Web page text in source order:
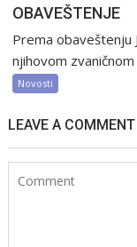
OBAVEŠTENJE
Prema obaveštenju
njihovom
Novosti
LEAVE A COMMENT